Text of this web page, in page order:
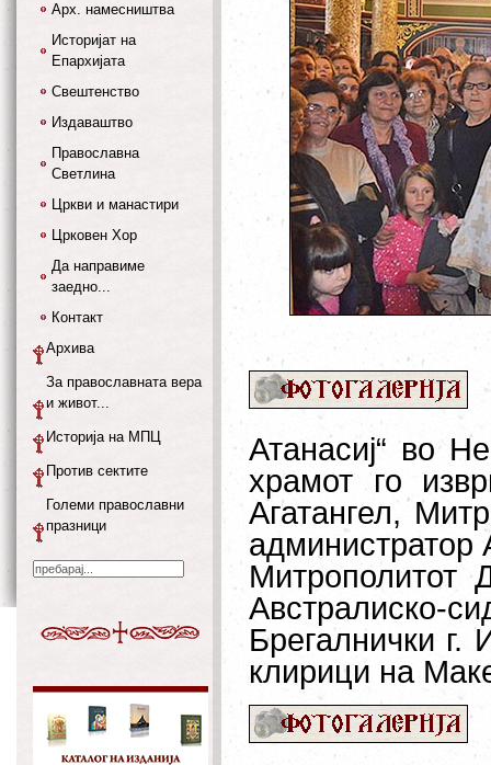
Атанасиј“ во
храмот го
Агатангел,
администратор
Митрополитот
Австралиско-
Брегалнички
клирици на
Арх. намесништва
Историјат на
Епархијата
Свештенство
Издаваштво
Православна
Светлина
Цркви и манастири
Црковен Хор
Да направиме
заедно...
Контакт
Архива
За православната вера
и живот...
Историја на МПЦ
Против сектите
Големи православни
празници